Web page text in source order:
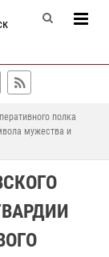
полка
мужества и